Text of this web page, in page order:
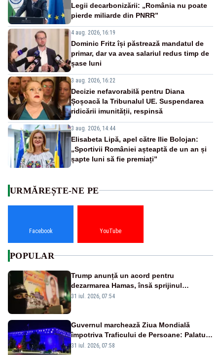
Legii decarbonizării: „România nu poate
pierde miliarde din PNRR”
4 aug. 2026, 16:19
Dominic Fritz își păstrează mandatul de
primar, dar va avea salariul redus timp de
șase luni
3 aug. 2026, 16:22
Decizie nefavorabilă pentru Diana
Șoșoacă la Tribunalul UE. Suspendarea
ridicării imunității, respinsă
3 aug. 2026, 14:44
Elisabeta Lipă, apel către Ilie Bolojan:
„Sportivii României așteaptă de un an și
șapte luni să fie premiați”
URMĂREȘTE-NE PE
Facebook YouTube
POPULAR
Trump anunță un acord pentru
dezarmarea Hamas, însă sprijinul
Israelului rămâne incert
31 iul. 2026, 07:54
Guvernul marchează Ziua Mondială
împotriva Traficului de Persoane: Palatul
Victoria, iluminat în albastru
31 iul. 2026, 07:58